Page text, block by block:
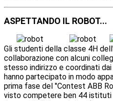
ASPETTANDO IL ROBOT...
Gli studenti della classe 4H
collaborazione con alcuni
stesso indirizzo e coordinati
hanno partecipato in modo
prima fase del "Contest ABB
visto competere ben 44